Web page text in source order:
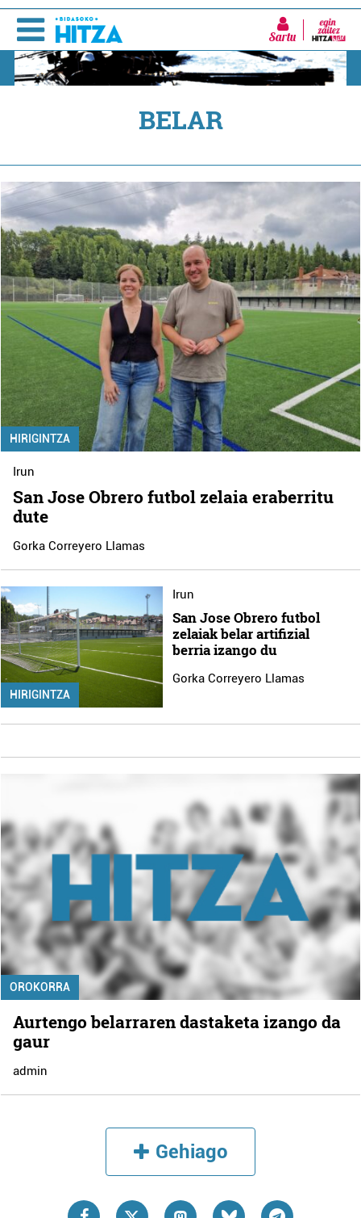
Sartu
BELAR
HIRIGINTZA
Irun
San Jose Obrero futbol zelaia eraberritu
dute
Gorka Correyero Llamas
HIRIGINTZA
Irun
San Jose Obrero futbol
zelaiak belar artifizial
berria izango du
Gorka Correyero Llamas
OROKORRA
Aurtengo belarraren dastaketa izango da
gaur
admin
Gehiago